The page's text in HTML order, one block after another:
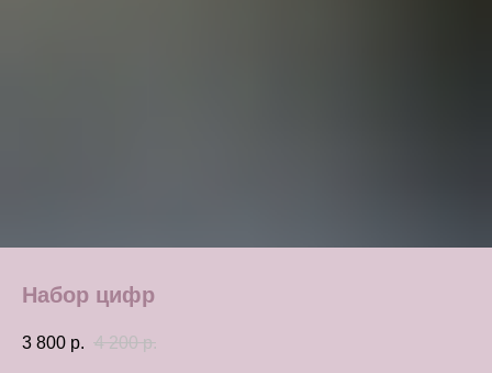
Набор цифр
3 800 р. 4 200 р.